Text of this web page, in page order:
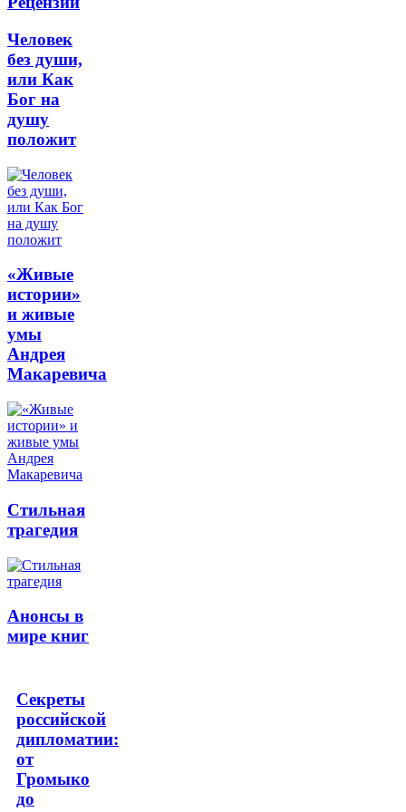
Человек
без души,
или Как
Бог на
душу
положит
«Живые
истории»
и живые
умы
Андрея
Макаревича
Стильная
трагедия
Анонсы в
мире книг
Секреты
российской
дипломатии:
от
Громыко
до